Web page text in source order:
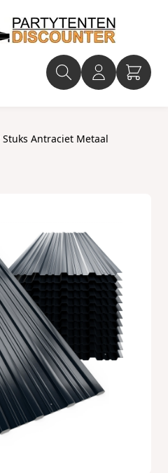
Antraciet Metaal